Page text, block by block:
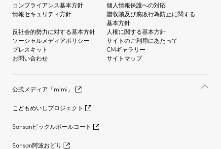
コンプライアンス基本方針
個人情報保護への対応
情報セキュリティ方針
贈収賄及び腐敗行為防止に関する
基本方針
反社会的勢力に対する基本方針
人権に関する基本方針
ソーシャルメディアポリシー
サイトのご利用にあたって
プレスキット
CMギャラリー
お問い合わせ
サイトマップ
公式メディア「mimi」
こどもめいしプロジェクト
Sansanピックルボールコート
Sansan阿波おどり